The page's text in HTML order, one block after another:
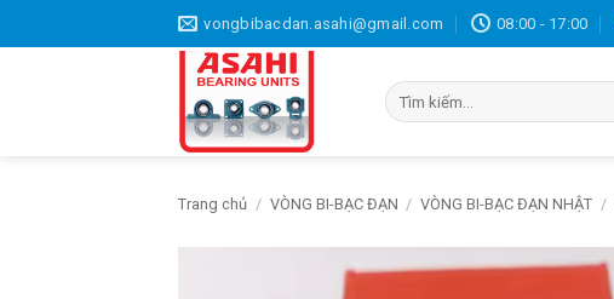
qua
vongbibacdan.asahi@gmail.com 08:00 - 17:00
Tìm
kiếm:
Trang chủ / VÒNG BI-BẠC ĐẠN / VÒNG BI-BẠC ĐẠN NHẬT /